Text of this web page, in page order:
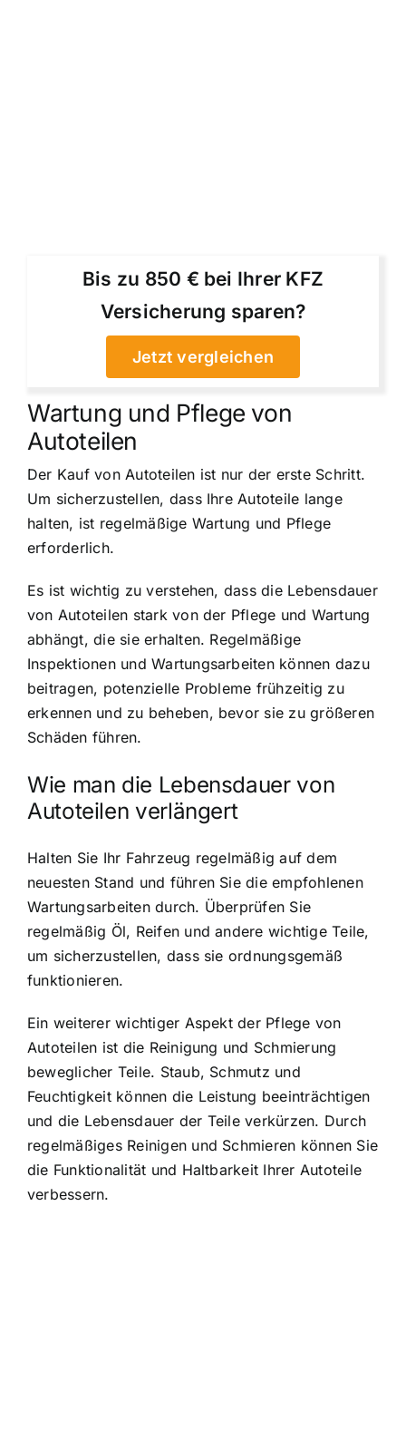
Bis zu 850 € bei Ihrer KFZ
Versicherung sparen?
Jetzt vergleichen
Wartung und Pflege von
Autoteilen
Der Kauf von Autoteilen ist nur der erste Schritt.
Um sicherzustellen, dass Ihre Autoteile lange
halten, ist regelmäßige Wartung und Pflege
erforderlich.
Es ist wichtig zu verstehen, dass die Lebensdauer
von Autoteilen stark von der Pflege und Wartung
abhängt, die sie erhalten. Regelmäßige
Inspektionen und Wartungsarbeiten können dazu
beitragen, potenzielle Probleme frühzeitig zu
erkennen und zu beheben, bevor sie zu größeren
Schäden führen.
Wie man die Lebensdauer von
Autoteilen verlängert
Halten Sie Ihr Fahrzeug regelmäßig auf dem
neuesten Stand und führen Sie die empfohlenen
Wartungsarbeiten durch. Überprüfen Sie
regelmäßig Öl, Reifen und andere wichtige Teile,
um sicherzustellen, dass sie ordnungsgemäß
funktionieren.
Ein weiterer wichtiger Aspekt der Pflege von
Autoteilen ist die Reinigung und Schmierung
beweglicher Teile. Staub, Schmutz und
Feuchtigkeit können die Leistung beeinträchtigen
und die Lebensdauer der Teile verkürzen. Durch
regelmäßiges Reinigen und Schmieren können Sie
die Funktionalität und Haltbarkeit Ihrer Autoteile
verbessern.